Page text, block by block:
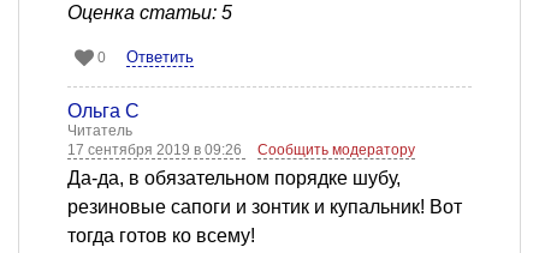
Оценка статьи: 5
0 Ответить
Ольга С
Читатель
17 сентября 2019 в 09:26
Сообщить модератору
Да-да, в обязательном порядке шубу,
резиновые сапоги и зонтик и купальник! Вот
тогда готов ко всему!